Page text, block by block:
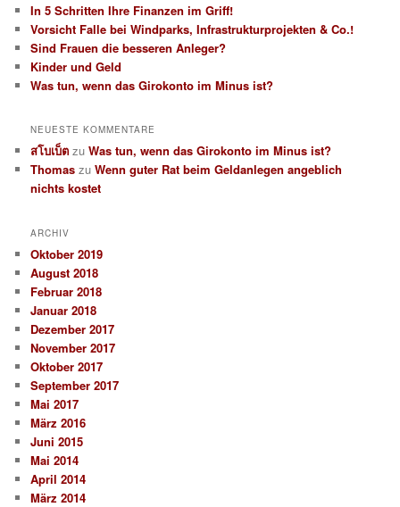
In 5 Schritten Ihre Finanzen im Griff!
Vorsicht Falle bei Windparks, Infrastrukturprojekten & Co.!
Sind Frauen die besseren Anleger?
Kinder und Geld
Was tun, wenn das Girokonto im Minus ist?
NEUESTE KOMMENTARE
สโบเบ็ต zuWas tun, wenn das Girokonto im Minus ist?
Thomas zuWenn guter Rat beim Geldanlegen angeblich
nichts kostet
ARCHIV
Oktober 2019
August 2018
Februar 2018
Januar 2018
Dezember 2017
November 2017
Oktober 2017
September 2017
Mai 2017
März 2016
Juni 2015
Mai 2014
April 2014
März 2014